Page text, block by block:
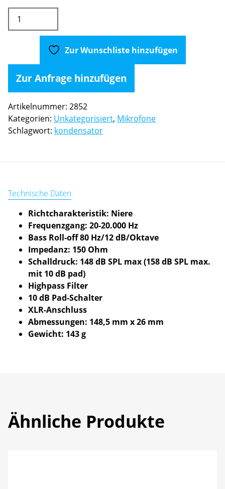
Technica
Kondensator
inkl.
Klemme
Zur Wunschliste hinzufügen
Zur Anfrage hinzufügen
Artikelnummer: 2852
Kategorien: Unkategorisiert, Mikrofone
Schlagwort: kondensator
Technische Daten
Richtcharakteristik: Niere
Frequenzgang: 20-20.000 Hz
Bass Roll-off 80 Hz/12 dB/Oktave
Impedanz: 150 Ohm
Schalldruck: 148 dB SPL max (158 dB SPL max.
mit 10 dB pad)
Highpass Filter
10 dB Pad-Schalter
XLR-Anschluss
Abmessungen: 148,5 mm x 26 mm
Gewicht: 143 g
Ähnliche Produkte